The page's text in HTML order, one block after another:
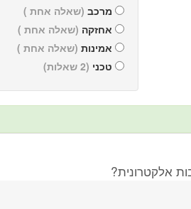
מרכב (שאלה אחת )
אחזקה (שאלה אחת )
אמינות (שאלה אחת )
טכני (2 שאלות)
אלקטרונית?